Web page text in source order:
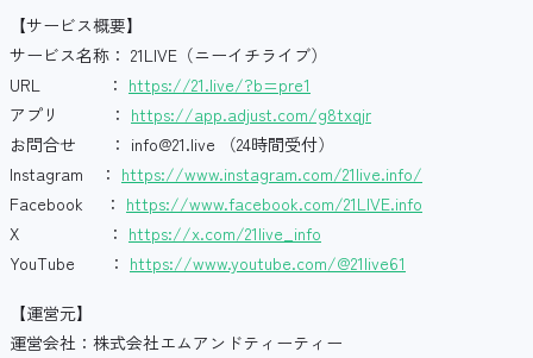
【サービス概要】
サービス名称： 21LIVE（ニーイチライブ）
URL ： https://21.live/?b=pre1
アプリ ： https://app.adjust.com/g8txqjr
お問合せ ： info@21.live （24時間受付）
Instagram ： https://www.instagram.com/21live.info/
Facebook ： https://www.facebook.com/21LIVE.info
X ： https://x.com/21live_info
YouTube ： https://www.youtube.com/@21live61
【運営元】
運営会社：株式会社エムアンドティーティー